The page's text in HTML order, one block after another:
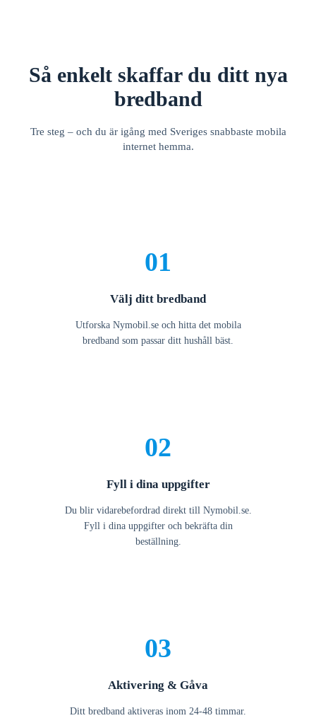
Så enkelt skaffar du ditt nya
bredband
Tre steg – och du är igång med Sveriges snabbaste mobila
internet hemma.
01
Välj ditt bredband
Utforska Nymobil.se och hitta det mobila
bredband som passar ditt hushåll bäst.
02
Fyll i dina uppgifter
Du blir vidarebefordrad direkt till Nymobil.se.
Fyll i dina uppgifter och bekräfta din
beställning.
03
Aktivering & Gåva
Ditt bredband aktiveras inom 24-48 timmar.